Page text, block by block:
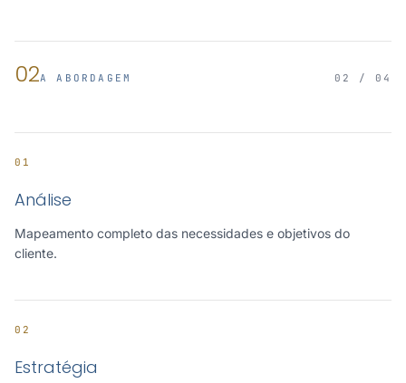
02A ABORDAGEM 02 / 04
01
Análise
Mapeamento completo das necessidades e objetivos do
cliente.
02
Estratégia